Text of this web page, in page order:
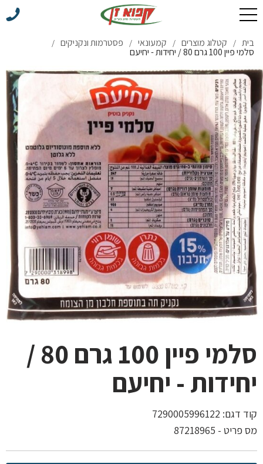
בית / קטלוג מוצרים / קמעונאי / פסטרמות ונקניקים /
סלמי פיין 100 גרם 80 / יחידות - יחיעם
סלמי פיין 100 גרם 80 /
יחידות - יחיעם
קוד דגם: 7290005996122
מס פריט - 87218965